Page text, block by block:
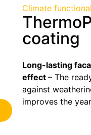
Climate
coating
Long-lasting
effect– The
against
improves the